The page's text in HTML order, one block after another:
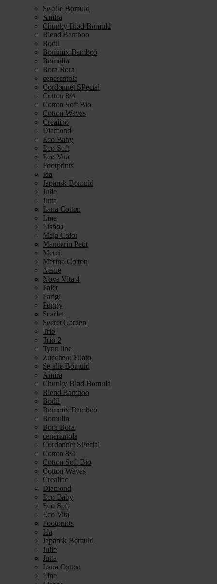
Se alle Bomuld
Amira
Chunky Blød Bomuld
Blend Bamboo
Bodil
Bommix Bamboo
Bomulin
Bora Bora
cenerentola
Cordonnet SPecial
Cotton 8/4
Cotton Soft Bio
Cotton Waves
Crealino
Diamond
Eco Baby
Eco Soft
Eco Vita
Footprints
Ida
Japansk Bomuld
Julie
Jutta
Lana Cotton
Line
Lisboa
Maja Color
Mandarin Petit
Merci
Merino Cotton
Nellie
Nova Vita 4
Palet
Parigi
Poppy
Scarlet
Secret Garden
Trio
Trio 2
Tynn line
Zucchero Filato
Se alle Bomuld
Amira
Chunky Blød Bomuld
Blend Bamboo
Bodil
Bommix Bamboo
Bomulin
Bora Bora
cenerentola
Cordonnet SPecial
Cotton 8/4
Cotton Soft Bio
Cotton Waves
Crealino
Diamond
Eco Baby
Eco Soft
Eco Vita
Footprints
Ida
Japansk Bomuld
Julie
Jutta
Lana Cotton
Line